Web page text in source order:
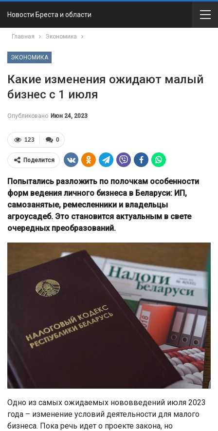
Новости Бреста и области
Главная Экономика
ЭКОНОМИКА
Какие изменения ожидают малый
бизнес с 1 июля
Опубликовано Июн 24, 2023
0
123
Поделится
Попытались разложить по полочкам особенности
форм ведения личного бизнеса в Беларуси: ИП,
самозанятые, ремесленники и владельцы
агроусадеб. Это становится актуальным в свете
очередных преобразований.
Одно из самых ожидаемых нововведений июля 2023
года – изменение условий деятельности для малого
бизнеса. Пока речь идет о проекте закона, но